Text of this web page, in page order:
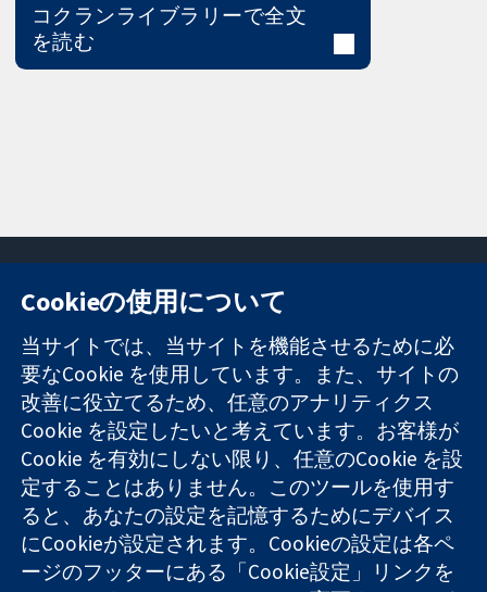
コクランライブラリーで全文
を読む
信頼できるエビ
デンスと
情報に基づく意
思決定により
健康のさらなる
向上へ
11-13 Cavendish
Square
London
W1G 0AN
United Kingdom
お問い合わせ
ニュース
広報
コクランにつ
いて
採用
Cochrane
Library
コクラン・コラボレーションは、イングランド及びウェールズ
Cookieの使用について
当サイトでは、当サイトを機能させるために必
要なCookie を使用しています。また、サイトの
改善に役立てるため、任意のアナリティクス
Cookie を設定したいと考えています。お客様が
Cookie を有効にしない限り、任意のCookie を設
定することはありません。このツールを使用す
ると、あなたの設定を記憶するためにデバイス
にCookieが設定されます。Cookieの設定は各ペ
ージのフッターにある「Cookie設定」リンクを